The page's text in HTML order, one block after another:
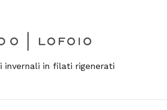
invernali in filati rigenerati